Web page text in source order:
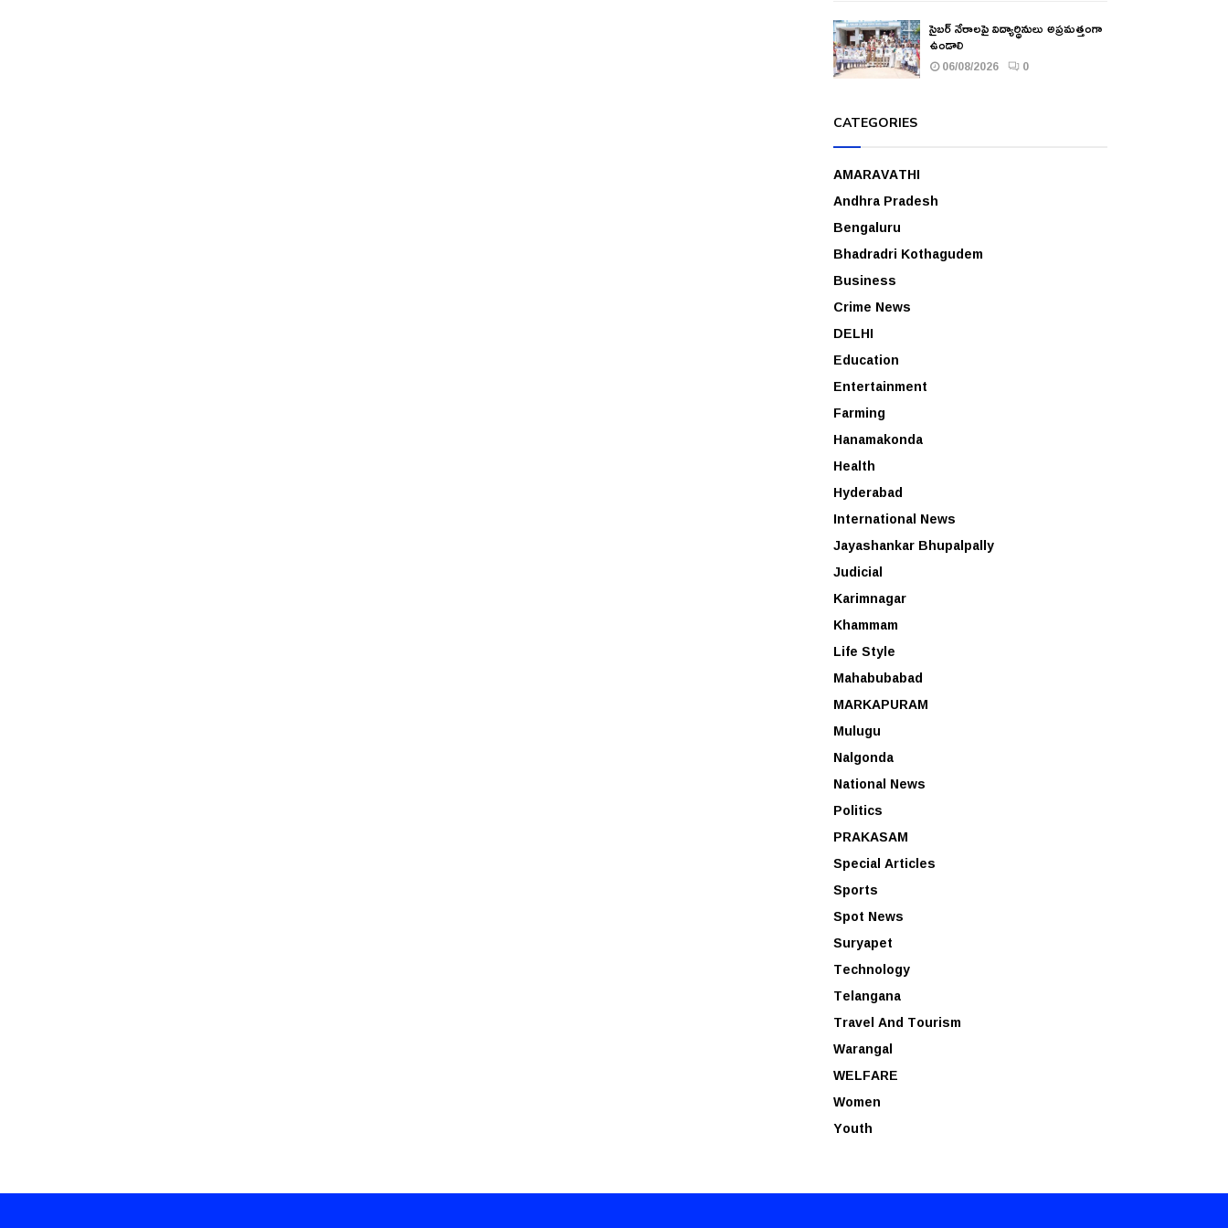
సైబర్ నేరాలపై విద్యార్థినులు అప్రమత్తంగా
ఉండాలి
06/08/2026 0
CATEGORIES
AMARAVATHI
Andhra Pradesh
Bengaluru
Bhadradri Kothagudem
Business
Crime News
DELHI
Education
Entertainment
Farming
Hanamakonda
Health
Hyderabad
International News
Jayashankar Bhupalpally
Judicial
Karimnagar
Khammam
Life Style
Mahabubabad
MARKAPURAM
Mulugu
Nalgonda
National News
Politics
PRAKASAM
Special Articles
Sports
Spot News
Suryapet
Technology
Telangana
Travel And Tourism
Warangal
WELFARE
Women
Youth